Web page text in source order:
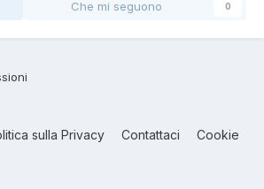
Che mi seguono 0
sulla Privacy Contattaci Cookie